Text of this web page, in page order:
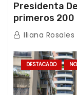
Presidenta
primeros 200
de los
Iliana Rosales
DESTACADO